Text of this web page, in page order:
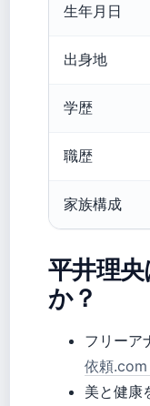
生年月日
出身地
学歴
職歴
家族構成
平井理
か？
フリーア
依頼.com
美と健康